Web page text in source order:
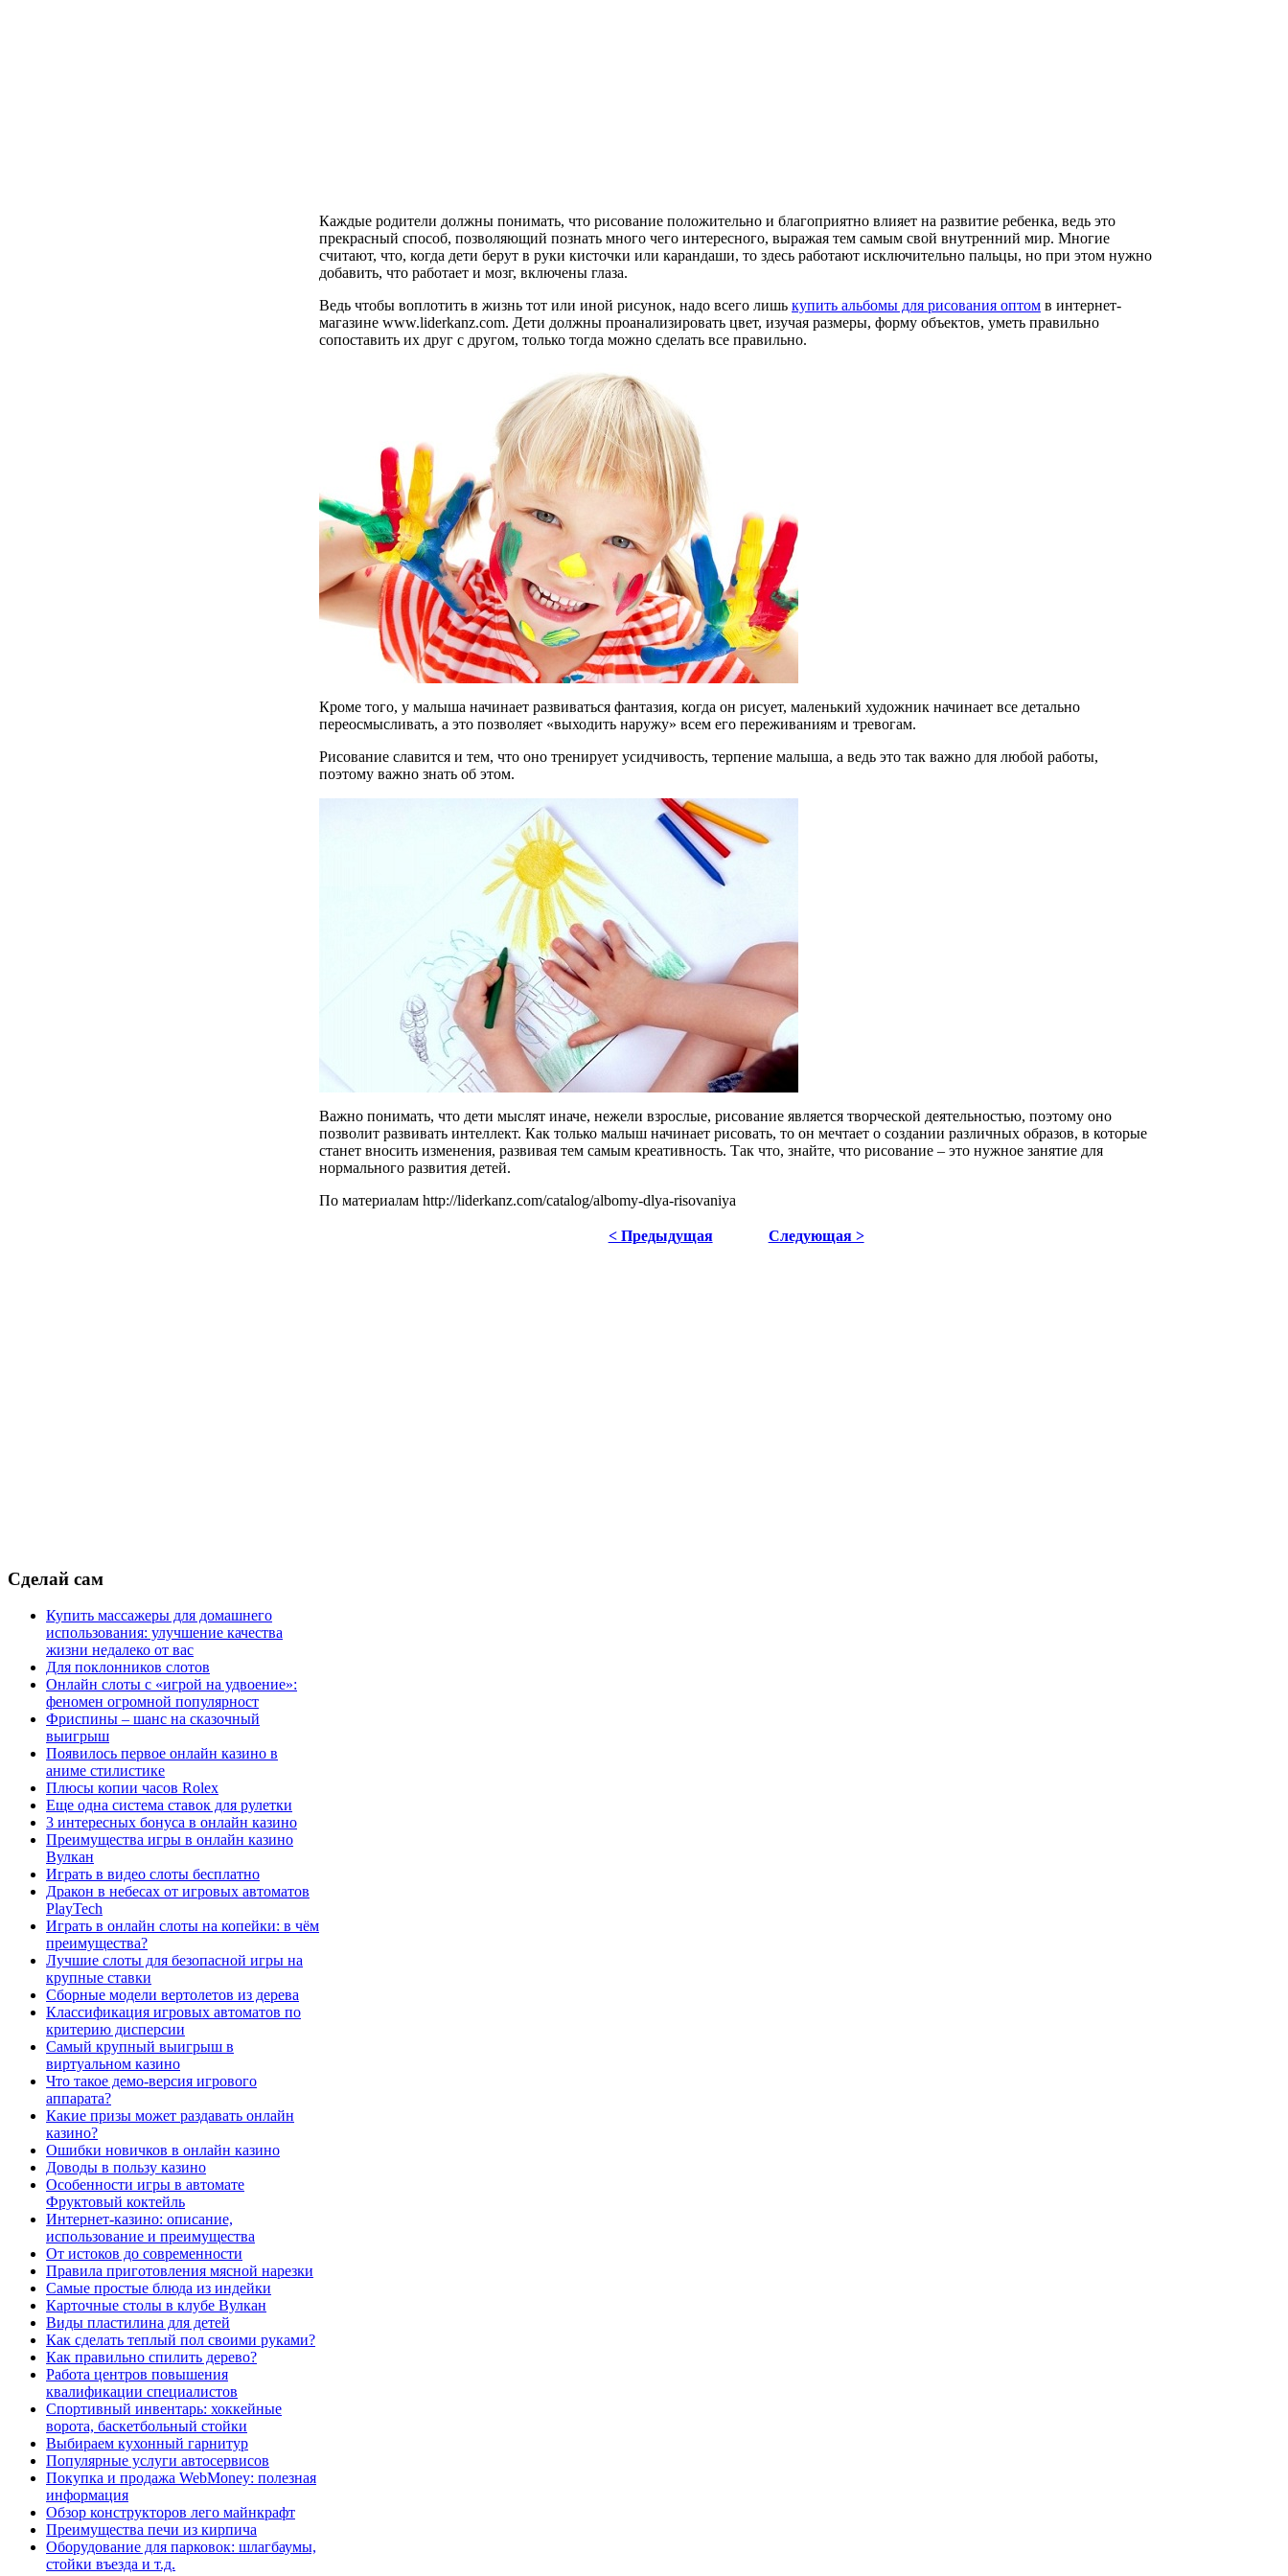
Каждые родители должны понимать, что рисование положительно и благоприятно влияет на развитие ребенка, ведь это
прекрасный способ, позволяющий познать много чего интересного, выражая тем самым свой внутренний мир. Многие
считают, что, когда дети берут в руки кисточки или карандаши, то здесь работают исключительно пальцы, но при этом нужно
добавить, что работает и мозг, включены глаза.
Ведь чтобы воплотить в жизнь тот или иной рисунок, надо всего лишь купить альбомы для рисования оптом в интернет-
магазине www.liderkanz.com. Дети должны проанализировать цвет, изучая размеры, форму объектов, уметь правильно
сопоставить их друг с другом, только тогда можно сделать все правильно.
Кроме того, у малыша начинает развиваться фантазия, когда он рисует, маленький художник начинает все детально
переосмысливать, а это позволяет «выходить наружу» всем его переживаниям и тревогам.
Рисование славится и тем, что оно тренирует усидчивость, терпение малыша, а ведь это так важно для любой работы,
поэтому важно знать об этом.
Важно понимать, что дети мыслят иначе, нежели взрослые, рисование является творческой деятельностью, поэтому оно
позволит развивать интеллект. Как только малыш начинает рисовать, то он мечтает о создании различных образов, в которые
станет вносить изменения, развивая тем самым креативность. Так что, знайте, что рисование – это нужное занятие для
нормального развития детей.
По материалам http://liderkanz.com/catalog/albomy-dlya-risovaniya
< Предыдущая Следующая >
Сделай сам
Купить массажеры для домашнего
использования: улучшение качества
жизни недалеко от вас
Для поклонников слотов
Онлайн слоты с «игрой на удвоение»:
феномен огромной популярност
Фриспины – шанс на сказочный
выигрыш
Появилось первое онлайн казино в
аниме стилистике
Плюсы копии часов Rolex
Еще одна система ставок для рулетки
3 интересных бонуса в онлайн казино
Преимущества игры в онлайн казино
Вулкан
Играть в видео слоты бесплатно
Дракон в небесах от игровых автоматов
PlayTech
Играть в онлайн слоты на копейки: в чём
преимущества?
Лучшие слоты для безопасной игры на
крупные ставки
Сборные модели вертолетов из дерева
Классификация игровых автоматов по
критерию дисперсии
Самый крупный выигрыш в
виртуальном казино
Что такое демо-версия игрового
аппарата?
Какие призы может раздавать онлайн
казино?
Ошибки новичков в онлайн казино
Доводы в пользу казино
Особенности игры в автомате
Фруктовый коктейль
Интернет-казино: описание,
использование и преимущества
От истоков до современности
Правила приготовления мясной нарезки
Самые простые блюда из индейки
Карточные столы в клубе Вулкан
Виды пластилина для детей
Как сделать теплый пол своими руками?
Как правильно спилить дерево?
Работа центров повышения
квалификации специалистов
Спортивный инвентарь: хоккейные
ворота, баскетбольный стойки
Выбираем кухонный гарнитур
Популярные услуги автосервисов
Покупка и продажа WebMoney: полезная
информация
Обзор конструкторов лего майнкрафт
Преимущества печи из кирпича
Оборудование для парковок: шлагбаумы,
стойки въезда и т.д.